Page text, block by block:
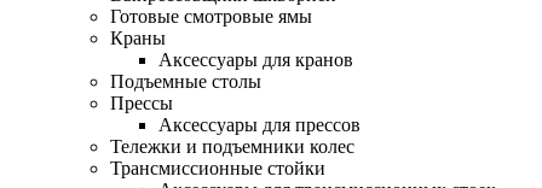
Готовые смотровые ямы
Краны
Аксессуары для кранов
Подъемные столы
Прессы
Аксессуары для прессов
Тележки и подъемники колес
Трансмиссионные стойки